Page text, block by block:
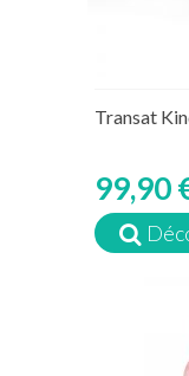
Transat
99,90